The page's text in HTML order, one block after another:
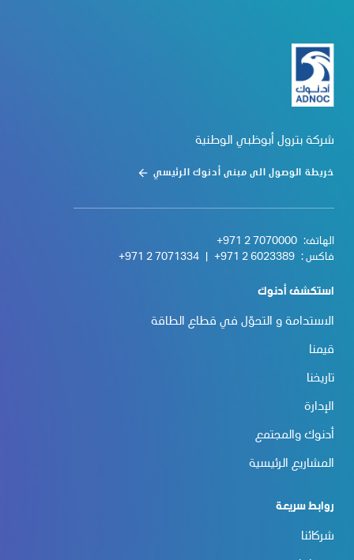
شركة بترول أبوظبي الوطنية
خريطة الوصول الى مبنى أدنوك الرئيسي
الهاتف: +971 2 7070000
فاكس : +971 2 6023389
+971 2 7071334
استكشف أدنوك
الاستدامة و التحوّل في قطاع الطاقة
قيمنا
تاريخنا
الإدارة
أدنوك والمجتمع
المشاريع الرئيسية
روابط سريعة
شركائنا